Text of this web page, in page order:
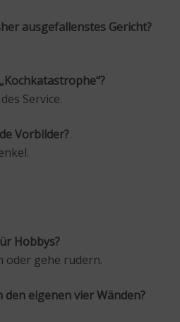
ausgefallenstes Gericht?
Service.
Vorbilder?
Hobbys?
oder gehe rudern.
eigenen vier Wänden?